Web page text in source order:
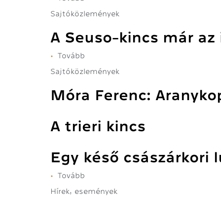
elnöke)
kincs
–
Pannonia
fénye
kiállítás
Sajtóközlemények
A Seuso-kincs már
Tovább
Seuso-
kincs
már
az
elérhető)
Sajtóközlemények
Móra Ferenc:
A trieri kincs
Egy késő
Tovább
késő
császárkori
Hírek, események